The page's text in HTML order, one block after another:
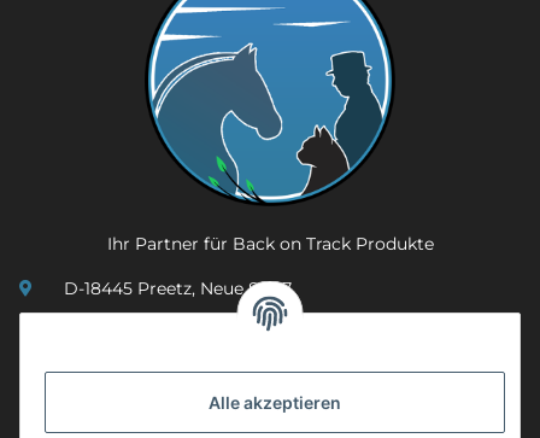
Alle akzeptieren
Ihr Partner für Back on Track Produkte
D-18445 Preetz, Neue Str. 7
info@mobility-in-harmony.de